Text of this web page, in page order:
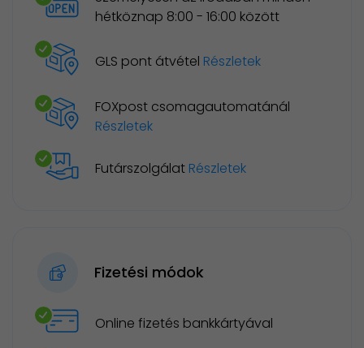
hétköznap 8:00 - 16:00 között
GLS pont átvétel Részletek
FOXpost csomagautomatánál
Részletek
Futárszolgálat Részletek
Fizetési módok
Online fizetés bankkártyával